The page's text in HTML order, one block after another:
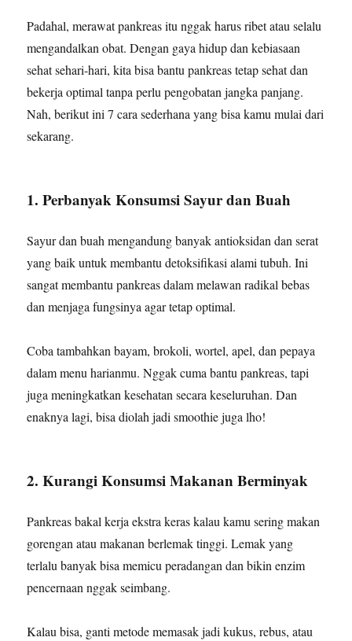
Padahal, merawat pankreas itu nggak harus ribet atau selalu
mengandalkan obat. Dengan gaya hidup dan kebiasaan
sehat sehari-hari, kita bisa bantu pankreas tetap sehat dan
bekerja optimal tanpa perlu pengobatan jangka panjang.
Nah, berikut ini 7 cara sederhana yang bisa kamu mulai dari
sekarang.
1. Perbanyak Konsumsi Sayur dan Buah
Sayur dan buah mengandung banyak antioksidan dan serat
yang baik untuk membantu detoksifikasi alami tubuh. Ini
sangat membantu pankreas dalam melawan radikal bebas
dan menjaga fungsinya agar tetap optimal.
Coba tambahkan bayam, brokoli, wortel, apel, dan pepaya
dalam menu harianmu. Nggak cuma bantu pankreas, tapi
juga meningkatkan kesehatan secara keseluruhan. Dan
enaknya lagi, bisa diolah jadi smoothie juga lho!
2. Kurangi Konsumsi Makanan Berminyak
Pankreas bakal kerja ekstra keras kalau kamu sering makan
gorengan atau makanan berlemak tinggi. Lemak yang
terlalu banyak bisa memicu peradangan dan bikin enzim
pencernaan nggak seimbang.
Kalau bisa, ganti metode memasak jadi kukus, rebus, atau